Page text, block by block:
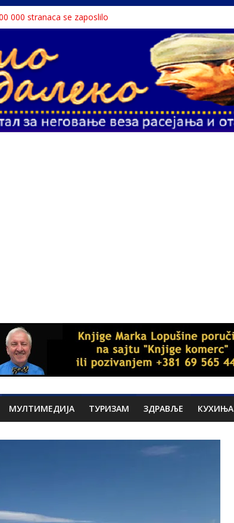
000 stranaca se zaposlilo
народним непријатељем
u Rumuniju
medija
МУЛТИМЕДИЈА ТУРИЗАМ ЗДРАВЉЕ КУХИЊА